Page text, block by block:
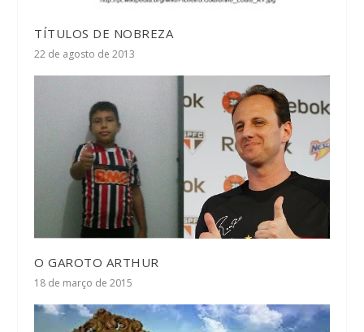
TÍTULOS DE NOBREZA
22 de agosto de 2013
O GAROTO ARTHUR
18 de março de 2015